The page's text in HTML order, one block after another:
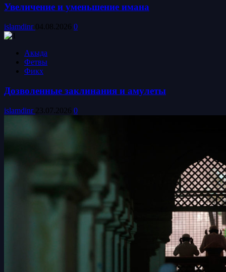
Увеличение и уменьшение имана
islamdinr 04.08.2026 0
Акыда
Фетвы
Фикх
Дозволенные заклинания и амулеты
islamdinr 23.07.2026 0